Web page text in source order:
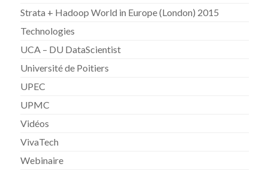
Strata + Hadoop World in Europe (London) 2015
Technologies
UCA – DU DataScientist
Université de Poitiers
UPEC
UPMC
Vidéos
VivaTech
Webinaire